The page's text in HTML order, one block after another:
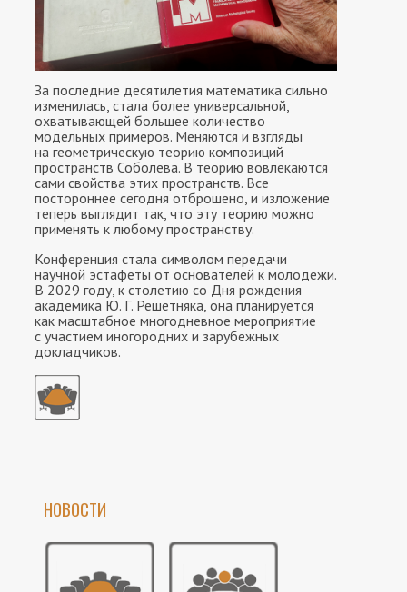
За последние десятилетия математика сильно
изменилась, стала более универсальной,
охватывающей большее количество
модельных примеров. Меняются и взгляды
на геометрическую теорию композиций
пространств Соболева. В теорию вовлекаются
сами свойства этих пространств. Все
постороннее сегодня отброшено, и изложение
теперь выглядит так, что эту теорию можно
применять к любому пространству.
Конференция стала символом передачи
научной эстафеты от основателей к молодежи.
В 2029 году, к столетию со Дня рождения
академика Ю. Г. Решетняка, она планируется
как масштабное многодневное мероприятие
с участием иногородних и зарубежных
докладчиков.
НОВОСТИ